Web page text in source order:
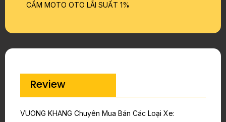
CẦM MOTO OTO LÃI SUẤT 1%
Review
VUONG KHANG Chuyên Mua Bán Các Loại Xe: